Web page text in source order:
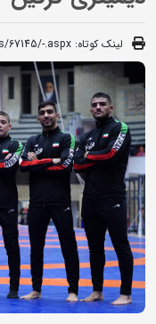
لینک کوتاه: 67145/-.aspx